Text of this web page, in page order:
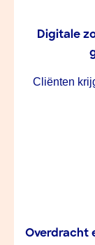
Digitale
Cliënten
Overdracht